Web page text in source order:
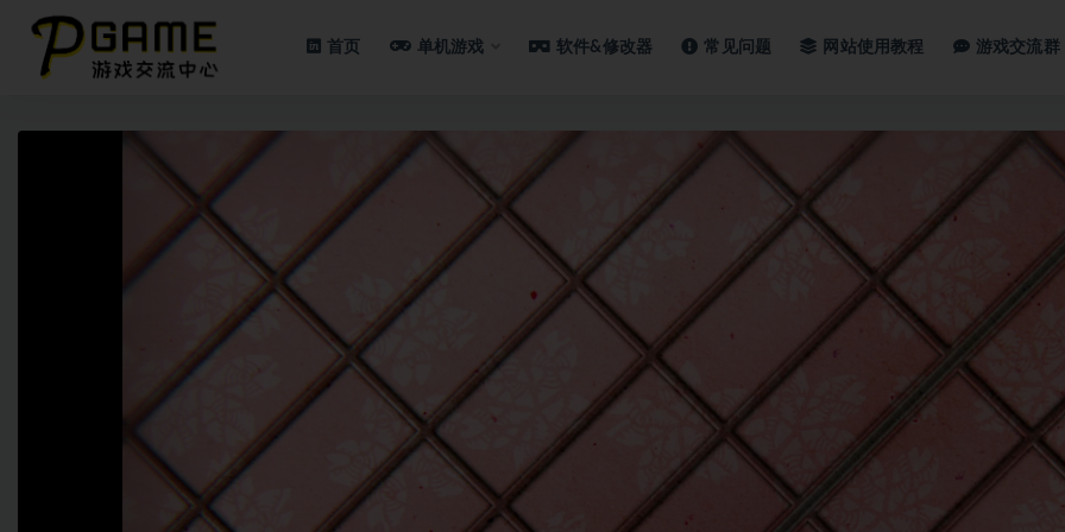
首页 单机游戏 软件&修改器 常见问题 网站使用教程 游戏交流群